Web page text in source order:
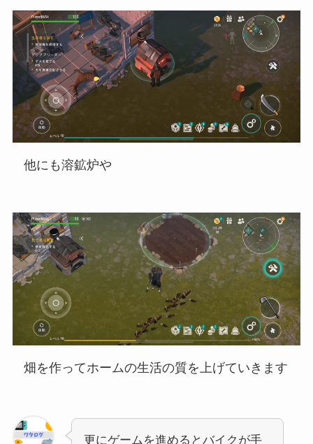
他にも溶鉱炉や
畑を作ってホームの生活の質を上げていきます
更にゲームを進めるとバイクが手